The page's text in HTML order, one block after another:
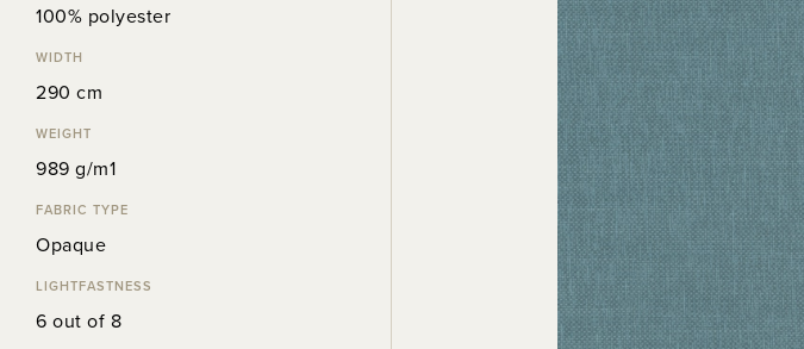
100% polyester
WIDTH
290 cm
WEIGHT
989 g/m1
FABRIC TYPE
Opaque
LIGHTFASTNESS
6 out of 8